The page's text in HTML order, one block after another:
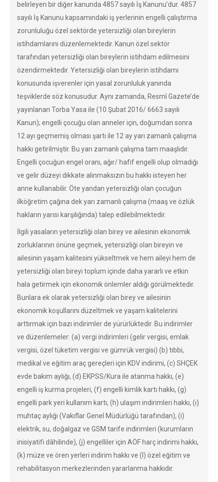
belirleyen bir diğer kanunda 4857 sayılı İş Kanunu’dur. 4857
sayılı İş Kanunu kapsamındaki iş yerlerinin engelli çalıştırma
zorunluluğu özel sektörde yetersizliği olan bireylerin
istihdamlarını düzenlemektedir. Kanun özel sektör
tarafından yetersizliği olan bireylerin istihdam edilmesini
özendirmektedir. Yetersizliği olan bireylerin istihdamı
konusunda işverenler için yasal zorunluluk yanında
teşviklerde söz konusudur. Aynı zamanda, Resmî Gazete’de
yayınlanan Torba Yasa ile (10 Şubat 2016/ 6663 sayılı
Kanun); engelli çocuğu olan anneler için, doğumdan sonra
12 ayı geçmemiş olması şartı ile 12 ay yarı zamanlı çalışma
hakkı getirilmiştir. Bu yarı zamanlı çalışma tam maaşlıdır.
Engelli çocuğun engel oranı, ağır/ hafif engelli olup olmadığı
ve gelir düzeyi dikkate alınmaksızın bu hakkı isteyen her
anne kullanabilir. Öte yandan yetersizliği olan çocuğun
ilköğretim çağına dek yarı zamanlı çalışma (maaş ve özlük
hakların yarısı karşılığında) talep edilebilmektedir.
İlgili yasaların yetersizliği olan birey ve ailesinin ekonomik
zorluklarının önüne geçmek, yetersizliği olan bireyin ve
ailesinin yaşam kalitesini yükseltmek ve hem aileyi hem de
yetersizliği olan bireyi toplum içinde daha yararlı ve etkin
hala getirmek için ekonomik önlemler aldığı görülmektedir.
Bunlara ek olarak yetersizliği olan birey ve ailesinin
ekonomik koşullarını düzeltmek ve yaşam kalitelerini
arttırmak için bazı indirimler de yürürlüktedir. Bu indirimler
ve düzenlemeler: (a) vergi indirimleri (gelir vergisi, emlak
vergisi, özel tüketim vergisi ve gümrük vergisi) (b) tıbbi,
medikal ve eğitim araç gereçleri için KDV indirimi, (c) SHÇEK
evde bakım aylığı, (d) EKPSS/Kura ile atanma hakkı, (e)
engelli iş kurma projeleri, (f) engelli kimlik kartı hakkı, (g)
engelli park yeri kullanım kartı, (h) ulaşım indirimleri hakkı, (ı)
muhtaç aylığı (Vakıflar Genel Müdürlüğü tarafından), (i)
elektrik, su, doğalgaz ve GSM tarife indirimleri (kurumların
inisiyatifi dâhilinde), (j) engelliler için AÖF harç indirimi hakkı,
(k) müze ve ören yerleri indirim hakkı ve (l) özel eğitim ve
rehabilitasyon merkezlerinden yararlanma hakkıdır.